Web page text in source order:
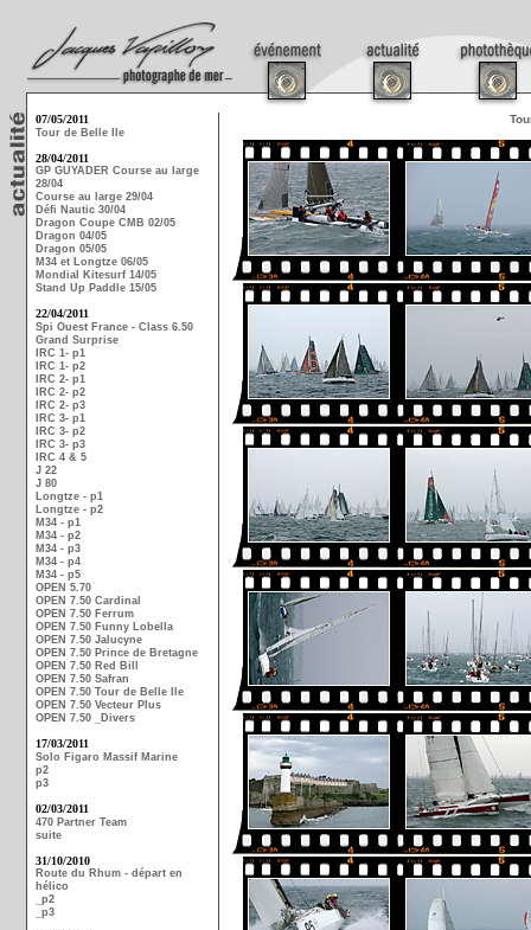
07/05/2011
Tour de Belle Ile
28/04/2011
GP GUYADER Course au large
28/04
Course au large 29/04
Défi Nautic 30/04
Dragon Coupe CMB 02/05
Dragon 04/05
Dragon 05/05
M34 et Longtze 06/05
Mondial Kitesurf 14/05
Stand Up Paddle 15/05
22/04/2011
Spi Ouest France - Class 6.50
Grand Surprise
IRC 1- p1
IRC 1- p2
IRC 2- p1
IRC 2- p2
IRC 2- p3
IRC 3- p1
IRC 3- p2
IRC 3- p3
IRC 4 & 5
J 22
J 80
Longtze - p1
Longtze - p2
M34 - p1
M34 - p2
M34 - p3
M34 - p4
M34 - p5
OPEN 5.70
OPEN 7.50 Cardinal
OPEN 7.50 Ferrum
OPEN 7.50 Funny Lobella
OPEN 7.50 Jalucyne
OPEN 7.50 Prince de Bretagne
OPEN 7.50 Red Bill
OPEN 7.50 Safran
OPEN 7.50 Tour de Belle Ile
OPEN 7.50 Vecteur Plus
OPEN 7.50 _Divers
17/03/2011
Solo Figaro Massif Marine
p2
p3
02/03/2011
470 Partner Team
suite
31/10/2010
Route du Rhum - départ en
hélico
_p2
_p3